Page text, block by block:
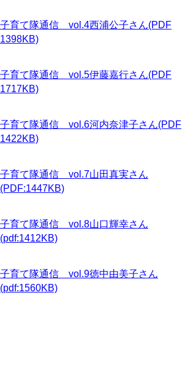
子育て隊通信 vol.4西浦公子さん(PDF
1398KB)
子育て隊通信 vol.5伊藤嘉行さん(PDF
1717KB)
子育て隊通信 vol.6河内奈津子さん(PDF
1422KB)
子育て隊通信 vol.7山田真実さん
(PDF:1447KB)
子育て隊通信 vol.8山口輝幸さん
(pdf:1412KB)
子育て隊通信 vol.9徳中由美子さん
(pdf:1560KB)